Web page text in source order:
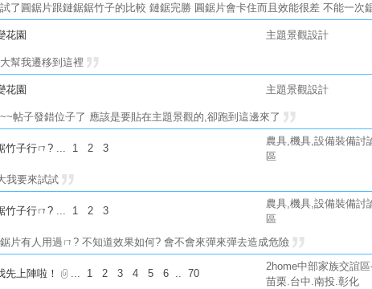
了圓鋸片跟鏈鋸鋸竹子的比較 鏈鋸完勝 圓鋸片會卡住而且效能很差 不能一次
花園 主題景觀設計
幫我遷移到這裡
花園 主題景觀設計
帖子發錯位子了 應該是要貼在主題景觀的,卻跑到這邊來了
竹子行ㄇ? 1 2 3
農具,機具,設備裝備討
區
我要來試試
竹子行ㄇ? 1 2 3
農具,機具,設備裝備討
區
片有人用過ㄇ? 不知道效果如何? 會不會來彈來彈去造成危險
先上陣啦！ 1 2 3 4 5 6 70
2home中部家族交誼區
苗栗.台中.南投.彰化